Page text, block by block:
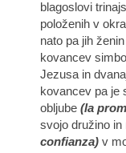
blagoslovi
položenih v
nato pa jih
kovancev
Jezusa in
kovancev pa je
obljube (la
svojo družino in
confianza) v